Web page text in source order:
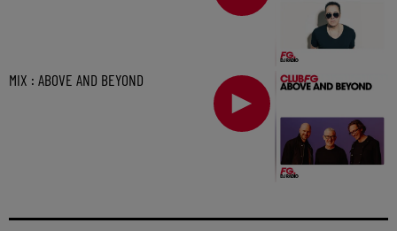
MIX : ABOVE AND BEYOND